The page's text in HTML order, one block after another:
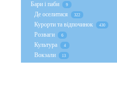
Бари і паби 9
Де оселитися 322
Курорти та відпочинок 430
Розваги 6
Культура 4
Вокзали 13